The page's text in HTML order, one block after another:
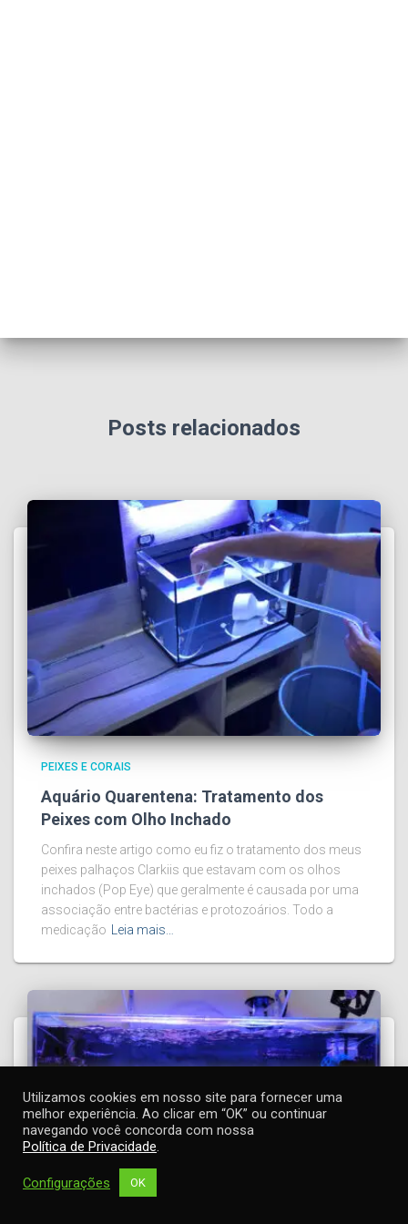
Posts relacionados
PEIXES E CORAIS
Aquário Quarentena: Tratamento dos
Peixes com Olho Inchado
Confira neste artigo como eu fiz o tratamento dos meus
peixes palhaços Clarkiis que estavam com os olhos
inchados (Pop Eye) que geralmente é causada por uma
associação entre bactérias e protozoários. Todo a
medicação
Leia mais…
Utilizamos cookies em nosso site para fornecer uma
melhor experiência. Ao clicar em “OK” ou continuar
navegando você concorda com nossa
Política de Privacidade.
Configurações OK